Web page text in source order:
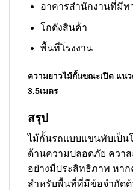
อาคารสำนักงานที่มีท
โกดังสินค้า
พื้นที่โรงงาน
ความยาวไม้กั้นขณะเปิด แน
3.5เมตร
สรุป
ไม้กั้นรถแบบแขนพับเป็
ด้านความปลอดภัย ควา
อย่างมีประสิทธิภาพ หา
สำหรับพื้นที่ที่มีข้อจำกัด